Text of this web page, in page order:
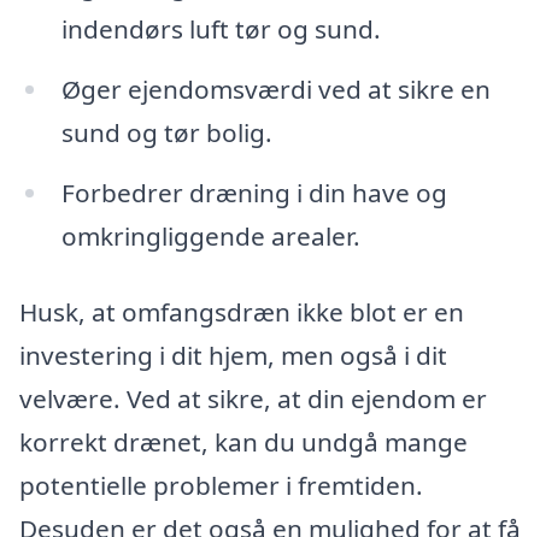
indendørs luft tør og sund.
Øger ejendomsværdi ved at sikre en
sund og tør bolig.
Forbedrer dræning i din have og
omkringliggende arealer.
Husk, at omfangsdræn ikke blot er en
investering i dit hjem, men også i dit
velvære. Ved at sikre, at din ejendom er
korrekt drænet, kan du undgå mange
potentielle problemer i fremtiden.
Desuden er det også en mulighed for at få